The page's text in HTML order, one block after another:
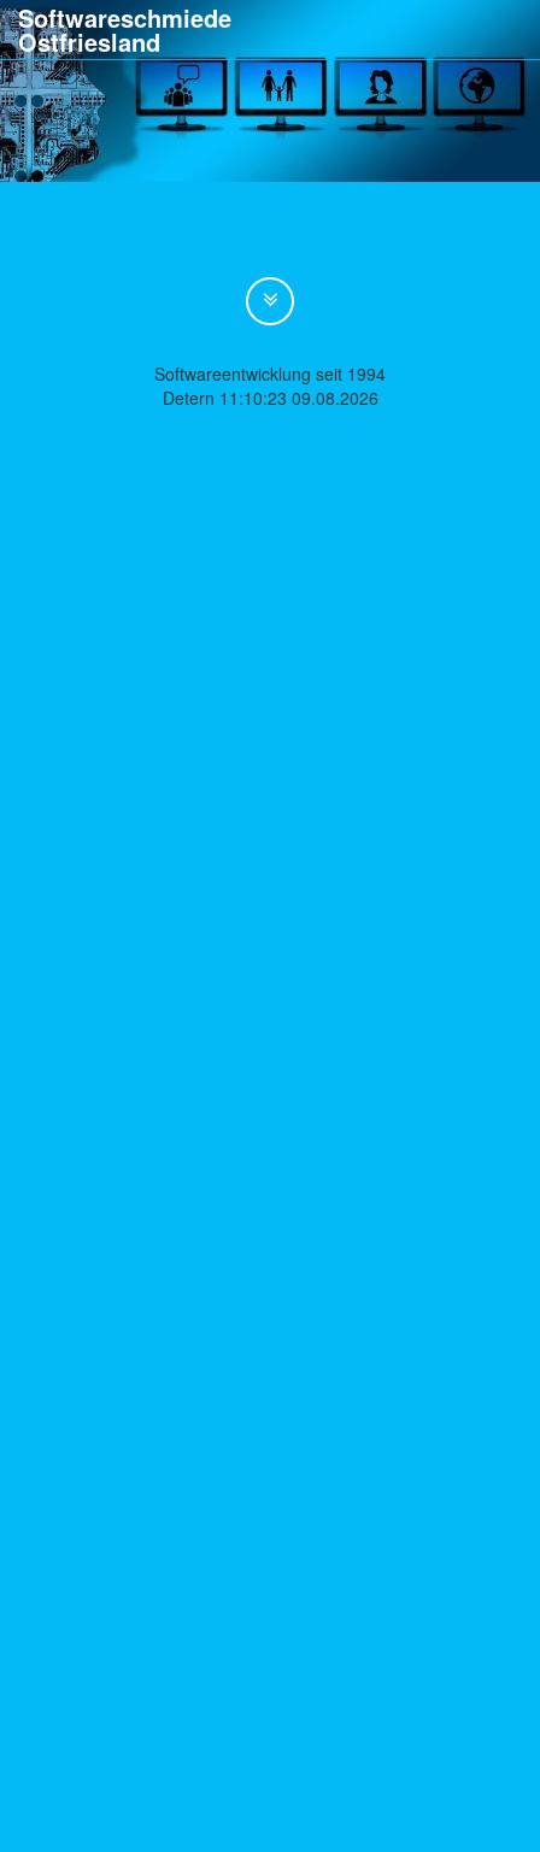
Softwareschmiede
Ostfriesland
Softwareentwicklung seit 1994
Detern 11:10:23 09.08.2026